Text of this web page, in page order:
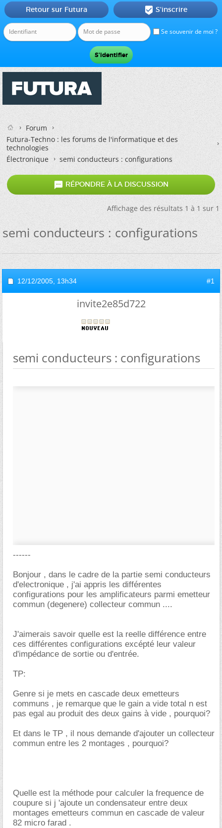
Se souvenir de moi ?
Retour sur Futura  S'inscrire
Forum
Futura-Techno : les forums de l'informatique et des
technologies
Électronique
semi conducteurs : configurations
 RÉPONDRE À LA DISCUSSION
Affichage des résultats 1 à 1 sur 1
semi conducteurs : configurations
12/12/2005, 13h34 #1
invite2e85d722
semi conducteurs : configurations
------
Bonjour , dans le cadre de la partie semi conducteurs
d'electronique , j'ai appris les différentes
configurations pour les amplificateurs parmi emetteur
commun (degenere) collecteur commun ....
J'aimerais savoir quelle est la reelle différence entre
ces différentes configurations excépté leur valeur
d'impédance de sortie ou d'entrée.
TP:
Genre si je mets en cascade deux emetteurs
communs , je remarque que le gain a vide total n est
pas egal au produit des deux gains à vide , pourquoi?
Et dans le TP , il nous demande d'ajouter un collecteur
commun entre les 2 montages , pourquoi?
Quelle est la méthode pour calculer la frequence de
coupure si j 'ajoute un condensateur entre deux
montages emetteurs commun en cascade de valeur
82 micro farad .